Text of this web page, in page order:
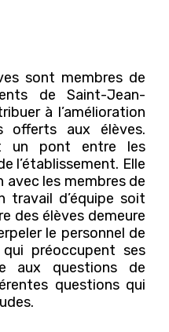
sont membres de
de Saint-Jean-
à l’amélioration
offerts aux élèves.
un pont entre les
l’établissement. Elle
avec les membres de
travail d’équipe soit
des élèves demeure
le personnel de
préoccupent ses
aux questions de
questions qui